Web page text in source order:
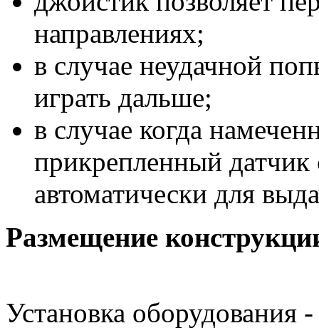
направлениях;
в случае неудачной
играть дальше;
в случае когда
прикрепленный датчик
автоматически для
Размещение
Установка оборудования